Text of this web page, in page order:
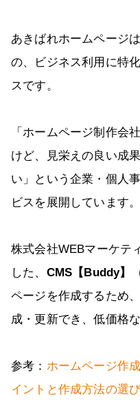
あきばれホームページ
の、ビジネス利用に特
スです。
「ホームページ制作会
けど、見栄えの良い成
い」という企業・個人
ビスを展開しています。
株式会社WEBマーケテ
した、 CMS【Buddy】
ページを作成するため
成・更新でき、低価格
参考： ホームページ作
イントと作成方法の選